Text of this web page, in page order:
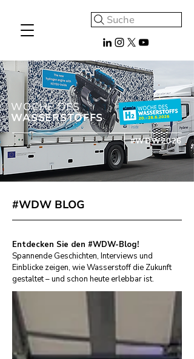
Suche
WOCHE DES
WASSERSTOFFS
#WDW2026
#WDW BLOG
Entdecken Sie den #WDW-Blog!
Spannende Geschichten, Interviews und
Einblicke zeigen, wie Wasserstoff die Zukunft
gestaltet – und schon heute erlebbar ist.​